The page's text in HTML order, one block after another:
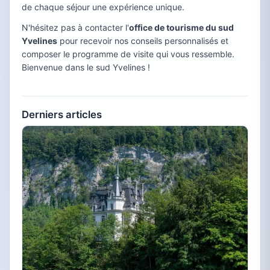
de chaque séjour une expérience unique.
N'hésitez pas à contacter l'office de tourisme du sud
Yvelines pour recevoir nos conseils personnalisés et
composer le programme de visite qui vous ressemble.
Bienvenue dans le sud Yvelines !
Derniers articles